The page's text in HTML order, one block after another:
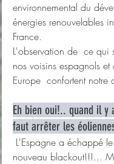
environnemental du
énergies renouvelables
France.
L'observation de  ce qui
nos voisins espagnols
Europe  confortent notre
Eh bien oui!.. quand il
faut arrêter les
nouveau blackout!!!...